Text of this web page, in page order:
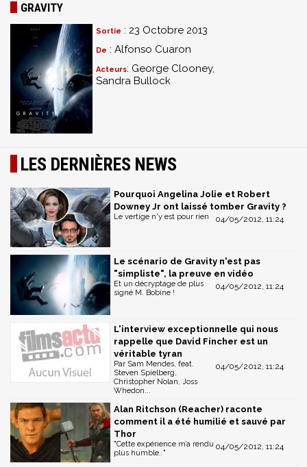
GRAVITY
Sortie : 23 Octobre 2013
De : Alfonso Cuaron
Acteurs: George Clooney,
Sandra Bullock
LES DERNIÈRES NEWS
Pourquoi Angelina Jolie et Robert
Downey Jr ont laissé tomber Gravity ?
04/05/2012, 11:24
Le vertige n'y est pour rien
Le scénario de Gravity n'est pas
"simpliste", la preuve en vidéo
04/05/2012, 11:24
Et un décryptage de plus
signé M. Bobine !
L'interview exceptionnelle qui nous
rappelle que David Fincher est un
véritable tyran
04/05/2012, 11:24
Par Sam Mendes, feat.
Steven Spielberg,
Christopher Nolan, Joss
Whedon...
Alan Ritchson (Reacher) raconte
comment il a été humilié et sauvé par
Thor
04/05/2012, 11:24
"Cette expérience m’a rendu
plus humble. "